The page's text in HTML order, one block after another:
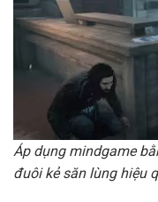
Áp dụng mindgame
đuôi kẻ săn lùng hiệu